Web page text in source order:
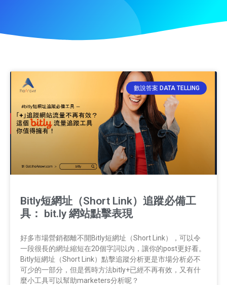
數說答案 DATA TELLING
Bitly短網址（Short Link）追蹤必備工
具： bit.ly 網站點擊表現​
好多市場營銷都離不開Bitly短網址（Short Link），可以令
一段很長的網址縮短在20個字詞以內，讓你的post更好看。
Bitly短網址（Short Link）點擊追蹤分析更是市場分析必不
可少的一部分，但是舊時方法bitly+已經不再有效，又有什
麼小工具可以幫助marketers分析呢？